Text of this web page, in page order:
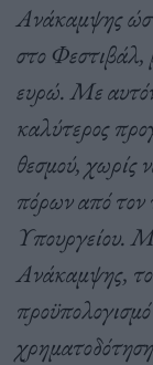
Ανάκαμψης
στο Φεστιβάλ,
ευρώ. Με
καλύτερος
θεσμού, χωρίς
πόρων από τον
Υπουργείου.
Ανάκαμψης,